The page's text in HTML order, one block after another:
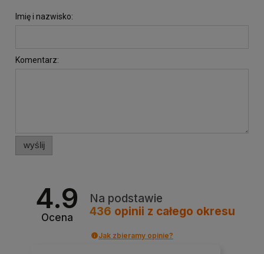
Imię i nazwisko:
Komentarz:
wyślij
4.9
Ocena
Na podstawie
436 opinii z całego okresu
Jak zbieramy opinie?